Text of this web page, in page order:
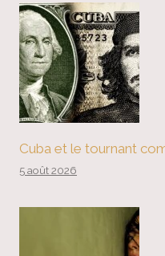
Cuba et le tournant
5 août 2026